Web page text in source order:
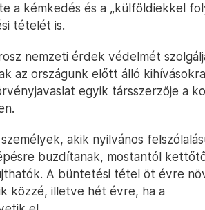
a kémkedés és a „külföldiekkel
tételét is.
nemzeti érdek védelmét
az országunk előtt álló
egyik társszerzője a
akik nyilvános
buzdítanak, mostantól
A büntetési tétel öt évre
közzé, illetve hét évre, ha a